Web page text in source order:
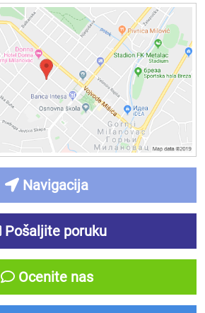
Navigacija
Pošaljite poruku
Ocenite nas